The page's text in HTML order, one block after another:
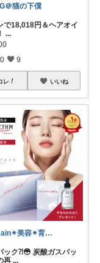
＠猫の下僕
で18,018円＆ヘアオイ
...
0 9
レ いいね
main✴︎美容✴︎育児✴︎インテリア
ック⁈😳 炭酸ガスパッ
再 ...